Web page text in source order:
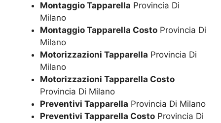
Montaggio Tapparella Provincia Di
Milano
Montaggio Tapparella Costo Provincia Di
Milano
Motorizzazioni Tapparella Provincia Di
Milano
Motorizzazioni Tapparella Costo
Provincia Di Milano
Preventivi Tapparella Provincia Di Milano
Preventivi Tapparella Costo Provincia Di